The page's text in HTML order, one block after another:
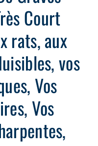
Court
rats, aux
vos
Vos
Vos